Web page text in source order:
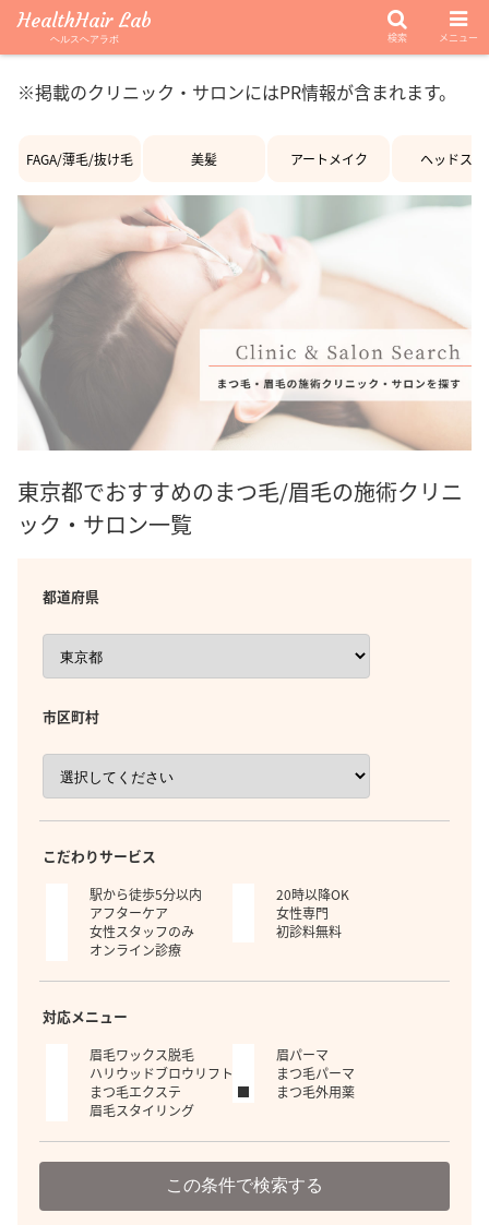
※掲載のクリニック・サロンにはPR情報が含まれます。
FAGA/薄毛/抜け毛 美髪 アートメイク ヘッドスパ
東京都でおすすめのまつ毛/眉毛の施術クリニ
ック・サロン一覧
都道府県
市区町村
こだわりサービス
駅から徒歩5分以内
20時以降OK
アフターケア
女性専門
女性スタッフのみ
初診料無料
オンライン診療
対応メニュー
眉毛ワックス脱毛
眉パーマ
ハリウッドブロウリフト
まつ毛パーマ
まつ毛エクステ
まつ毛外用薬
眉毛スタイリング
この条件で検索する
HealthHair Lab
ヘルスヘアラボ 検索 メニュー